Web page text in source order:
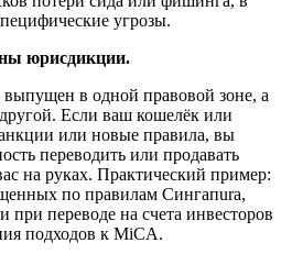
угрозы.
юрисдикции.
в одной правовой зоне, а
Если ваш кошелёк или
или новые правила, вы
переводить или продавать
на руках. Практический пример:
по правилам Сингапura,
при переводе на счета инвесторов
подходов к MiCA.